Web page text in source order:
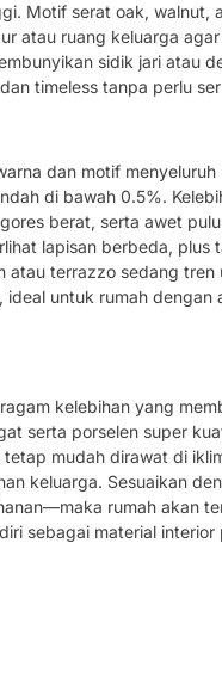
Motif serat oak, walnut,
atau ruang keluarga
sidik jari atau
timeless tanpa perlu
dan motif
di bawah 0.5%.
berat, serta awet
lapisan berbeda, plus
terrazzo sedang
untuk rumah
kelebihan yang
serta porselen super
mudah dirawat di
keluarga. Sesuaikan
rumah akan
sebagai material